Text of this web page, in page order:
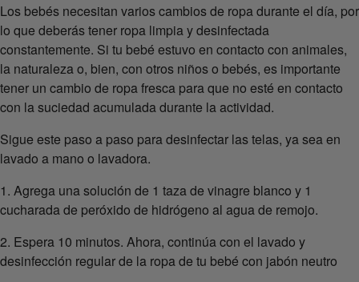
Los bebés necesitan varios cambios de ropa durante el día, por
lo que deberás tener ropa limpia y desinfectada
constantemente. Si tu bebé estuvo en contacto con animales,
la naturaleza o, bien, con otros niños o bebés, es importante
tener un cambio de ropa fresca para que no esté en contacto
con la suciedad acumulada durante la actividad.
Sigue este paso a paso para desinfectar las telas, ya sea en
lavado a mano o lavadora.
1. Agrega una solución de 1 taza de vinagre blanco y 1
cucharada de peróxido de hidrógeno al agua de remojo.
2. Espera 10 minutos. Ahora, continúa con el lavado y
desinfección regular de la ropa de tu bebé con jabón neutro